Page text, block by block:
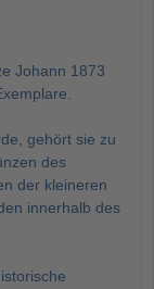
Johann 1873
gehört sie zu
des
der kleineren
innerhalb des